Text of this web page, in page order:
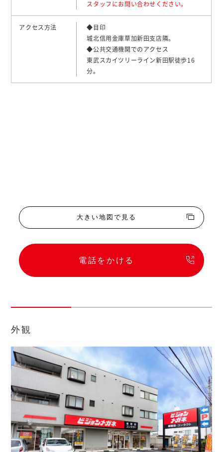
スタッフにお問い合わせください。
アクセス方法
◆目印
城北信用金庫草加新田支店隣。
◆公共交通機関でのアクセス
東武スカイツリーライン新田駅徒歩16
分。
大きい地図で見る
電話をかける
外観